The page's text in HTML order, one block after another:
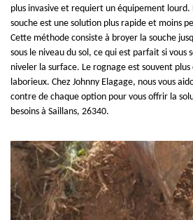
plus invasive et requiert un équipement lourd.
souche est une solution plus rapide et moins
Cette méthode consiste à broyer la souche
sous le niveau du sol, ce qui est parfait si vous
niveler la surface. Le rognage est souvent
laborieux. Chez Johnny Elagage, nous vous
contre de chaque option pour vous offrir la
besoins à Saillans, 26340.